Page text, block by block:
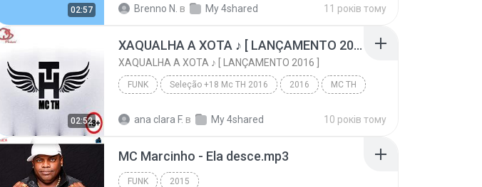
02:57 Brenno N. в My 4shared 11 років тому
02:52
XAQUALHA A XOTA ♪ [ LANÇAMENTO 2016 ]
XAQUALHA A XOTA ♪ [ LANÇAMENTO 2016 ]
FUNK Seleção +18 Mc TH 2016 2016 MC TH
ana clara F. в My 4shared 10 років тому
MC Marcinho - Ela desce.mp3
FUNK 2015